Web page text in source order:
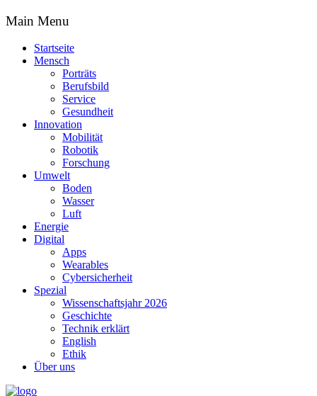
Main Menu
Startseite
Mensch
Porträts
Berufsbild
Service
Gesundheit
Innovation
Mobilität
Robotik
Forschung
Umwelt
Boden
Wasser
Luft
Energie
Digital
Apps
Wearables
Cybersicherheit
Spezial
Wissenschaftsjahr 2026
Geschichte
Technik erklärt
English
Ethik
Über uns